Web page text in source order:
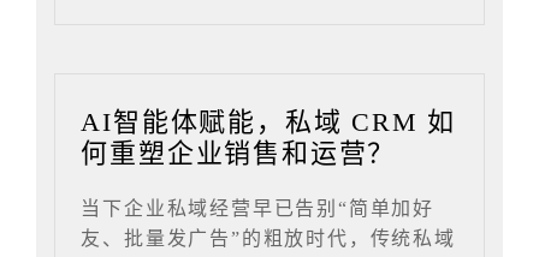
AI智能体赋能，私域 CRM 如
何重塑企业销售和运营？
当下企业私域经营早已告别“简单加好
友、批量发广告”的粗放时代，传统私域